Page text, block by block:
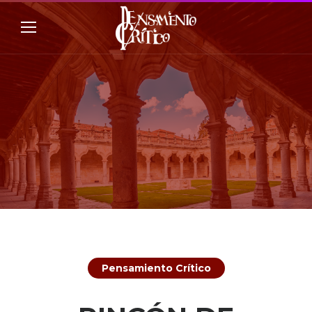
Pensamiento Crítico